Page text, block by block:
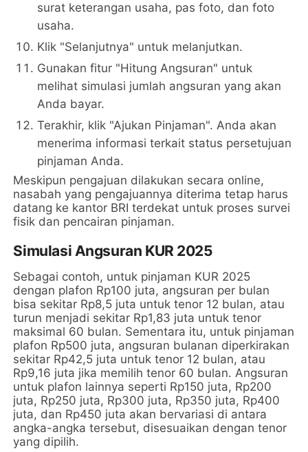
surat keterangan usaha, pas foto, dan foto
usaha.
Klik "Selanjutnya" untuk melanjutkan.
Gunakan fitur "Hitung Angsuran" untuk
melihat simulasi jumlah angsuran yang akan
Anda bayar.
Terakhir, klik "Ajukan Pinjaman". Anda akan
menerima informasi terkait status persetujuan
pinjaman Anda.
Meskipun pengajuan dilakukan secara online,
nasabah yang pengajuannya diterima tetap harus
datang ke kantor BRI terdekat untuk proses survei
fisik dan pencairan pinjaman.
Simulasi Angsuran KUR 2025
Sebagai contoh, untuk pinjaman KUR 2025
dengan plafon Rp100 juta, angsuran per bulan
bisa sekitar Rp8,5 juta untuk tenor 12 bulan, atau
turun menjadi sekitar Rp1,83 juta untuk tenor
maksimal 60 bulan. Sementara itu, untuk pinjaman
plafon Rp500 juta, angsuran bulanan diperkirakan
sekitar Rp42,5 juta untuk tenor 12 bulan, atau
Rp9,16 juta jika memilih tenor 60 bulan. Angsuran
untuk plafon lainnya seperti Rp150 juta, Rp200
juta, Rp250 juta, Rp300 juta, Rp350 juta, Rp400
juta, dan Rp450 juta akan bervariasi di antara
angka-angka tersebut, disesuaikan dengan tenor
yang dipilih.